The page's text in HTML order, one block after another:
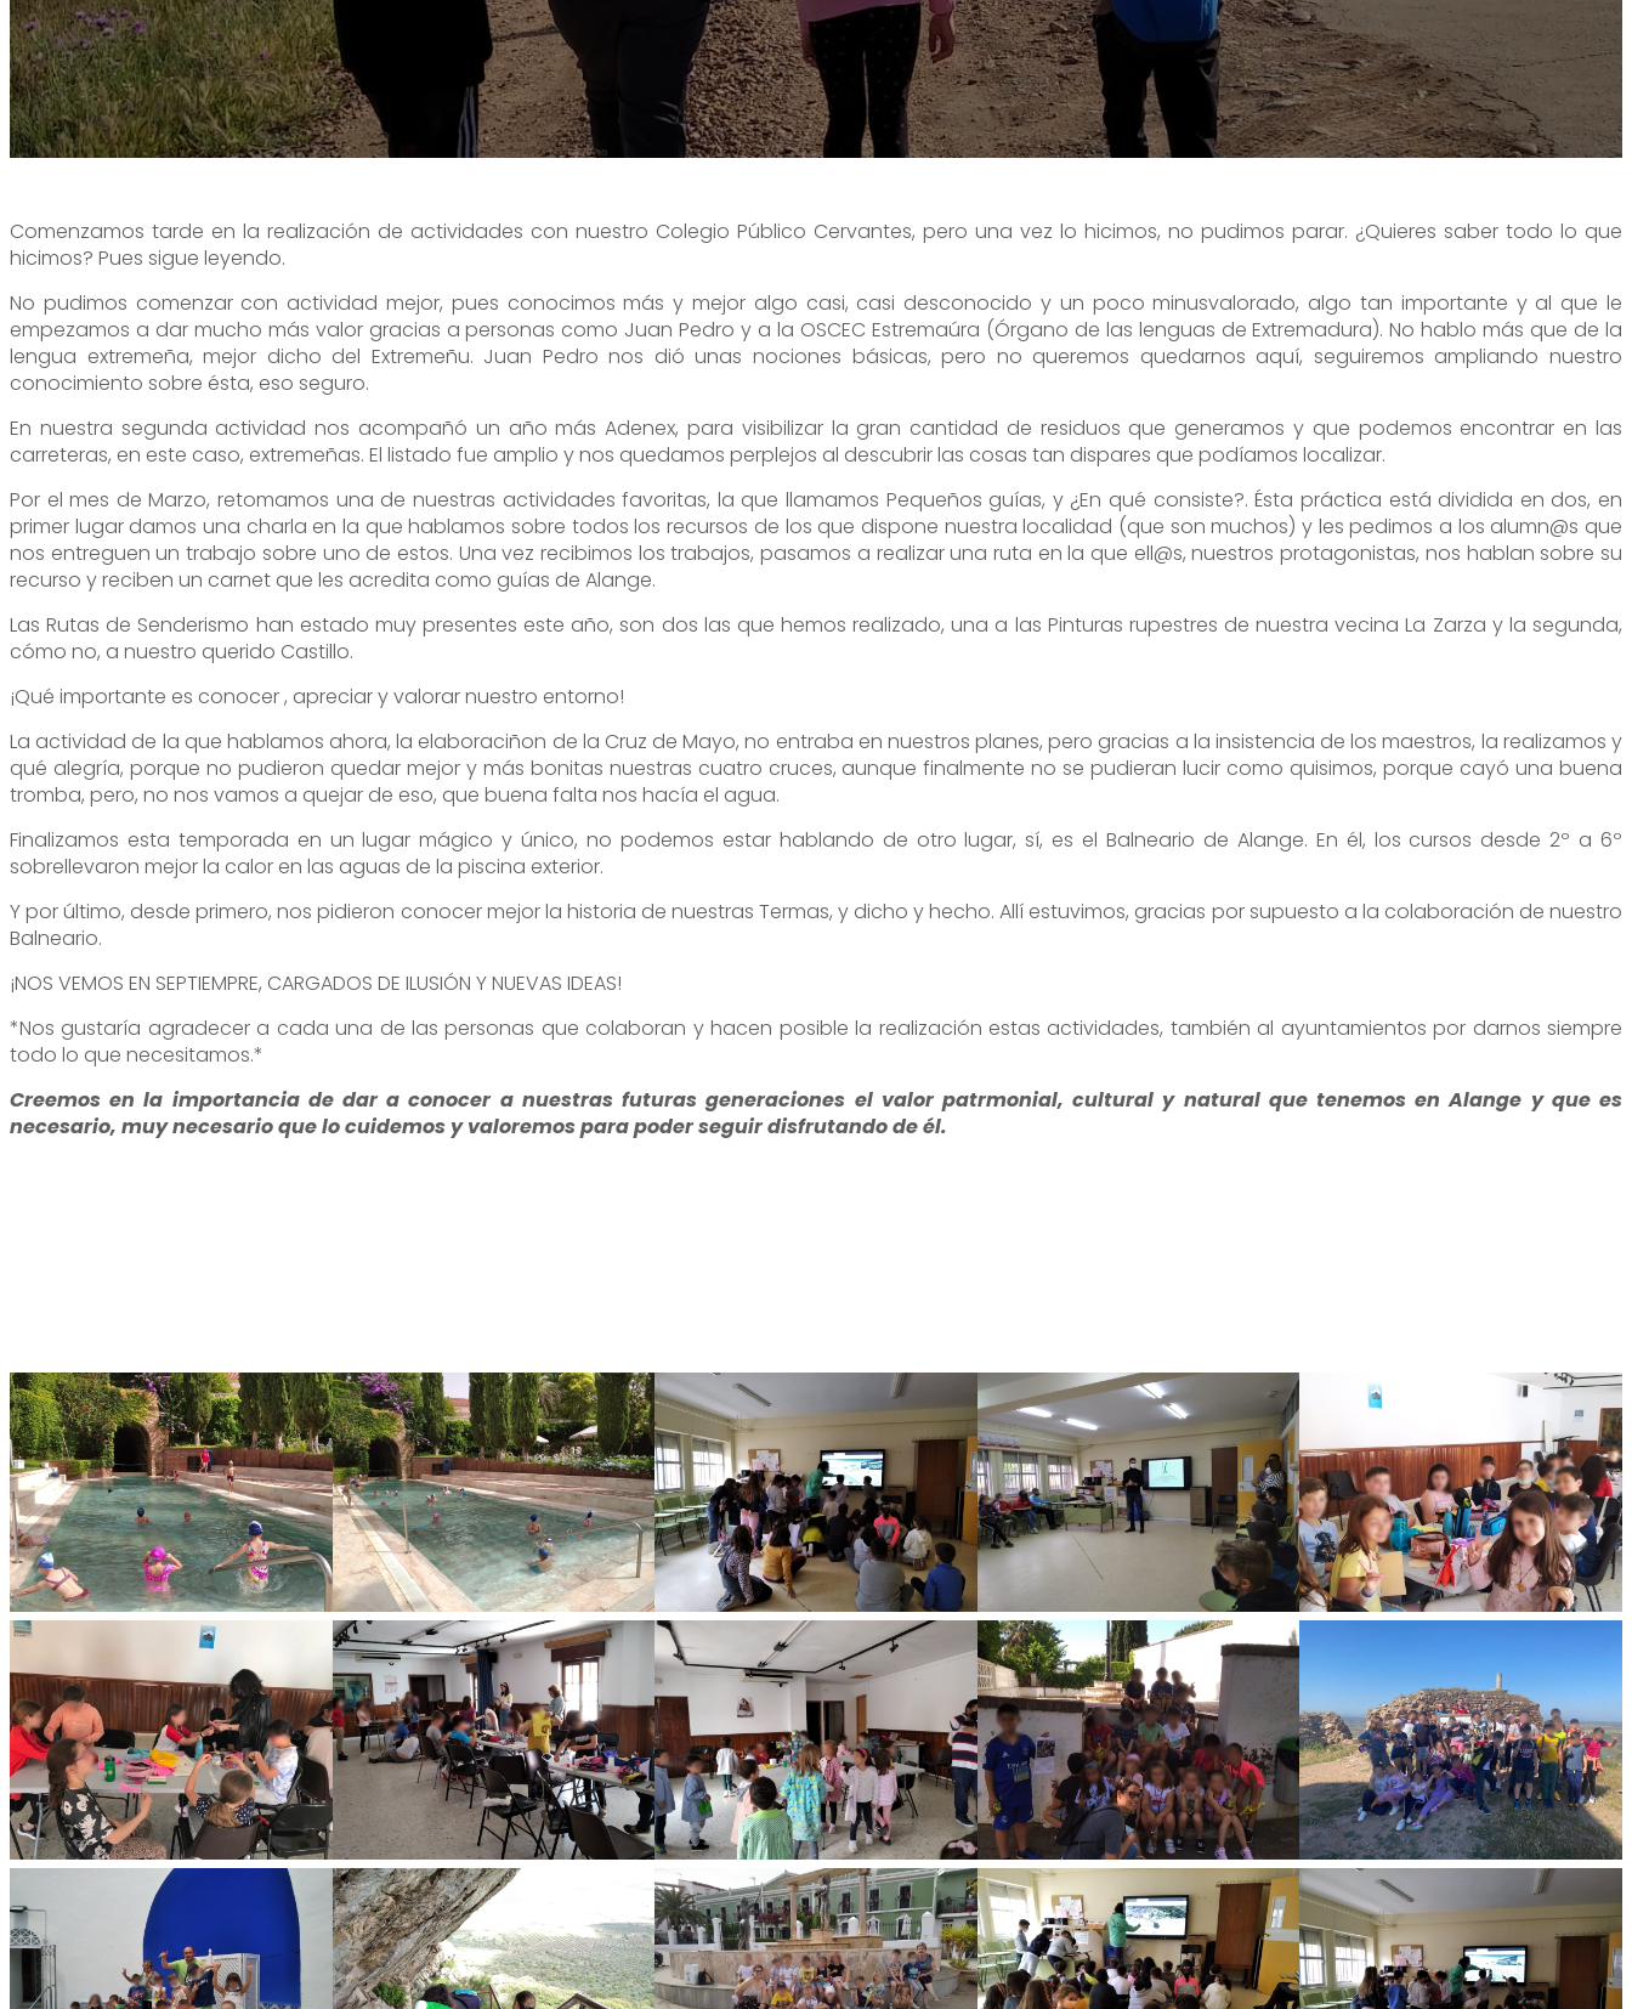
Alange es patrimonio de la humanidad
Alange es destino familiar
Alange es deporte
Dónde comprar
Teléfono de interés
Tour Virtual
Paseo del Bañista
Rincones con encanto
Comenzamos tarde en la realización de actividades con nuestro Colegio Público Cervantes, pero una vez lo hicimos, no pudimos parar. ¿Quieres saber todo lo que
hicimos? Pues sigue leyendo.
No pudimos comenzar con actividad mejor, pues conocimos más y mejor algo casi, casi desconocido y un poco minusvalorado, algo tan importante y al que le
empezamos a dar mucho más valor gracias a personas como Juan Pedro y a la OSCEC Estremaúra (Órgano de las lenguas de Extremadura). No hablo más que de la
lengua extremeña, mejor dicho del Extremeñu. Juan Pedro nos dió unas nociones básicas, pero no queremos quedarnos aquí, seguiremos ampliando nuestro
conocimiento sobre ésta, eso seguro.
En nuestra segunda actividad nos acompañó un año más Adenex, para visibilizar la gran cantidad de residuos que generamos y que podemos encontrar en las
carreteras, en este caso, extremeñas. El listado fue amplio y nos quedamos perplejos al descubrir las cosas tan dispares que podíamos localizar.
Por el mes de Marzo, retomamos una de nuestras actividades favoritas, la que llamamos Pequeños guías, y ¿En qué consiste?. Ésta práctica está dividida en dos, en
primer lugar damos una charla en la que hablamos sobre todos los recursos de los que dispone nuestra localidad (que son muchos) y les pedimos a los alumn@s que
nos entreguen un trabajo sobre uno de estos. Una vez recibimos los trabajos, pasamos a realizar una ruta en la que ell@s, nuestros protagonistas, nos hablan sobre su
recurso y reciben un carnet que les acredita como guías de Alange.
Las Rutas de Senderismo han estado muy presentes este año, son dos las que hemos realizado, una a las Pinturas rupestres de nuestra vecina La Zarza y la segunda,
cómo no, a nuestro querido Castillo.
¡Qué importante es conocer , apreciar y valorar nuestro entorno!
La actividad de la que hablamos ahora, la elaboraciñon de la Cruz de Mayo, no entraba en nuestros planes, pero gracias a la insistencia de los maestros, la realizamos y
qué alegría, porque no pudieron quedar mejor y más bonitas nuestras cuatro cruces, aunque finalmente no se pudieran lucir como quisimos, porque cayó una buena
tromba, pero, no nos vamos a quejar de eso, que buena falta nos hacía el agua.
Finalizamos esta temporada en un lugar mágico y único, no podemos estar hablando de otro lugar, sí, es el Balneario de Alange. En él, los cursos desde 2º a 6º
sobrellevaron mejor la calor en las aguas de la piscina exterior.
Y por último, desde primero, nos pidieron conocer mejor la historia de nuestras Termas, y dicho y hecho. Allí estuvimos, gracias por supuesto a la colaboración de nuestro
Balneario.
¡NOS VEMOS EN SEPTIEMPRE, CARGADOS DE ILUSIÓN Y NUEVAS IDEAS!
*Nos gustaría agradecer a cada una de las personas que colaboran y hacen posible la realización estas actividades, también al ayuntamientos por darnos siempre
todo lo que necesitamos.*
Creemos en la importancia de dar a conocer a nuestras futuras generaciones el valor patrmonial, cultural y natural que tenemos en Alange y que es
necesario, muy necesario que lo cuidemos y valoremos para poder seguir disfrutando de él.